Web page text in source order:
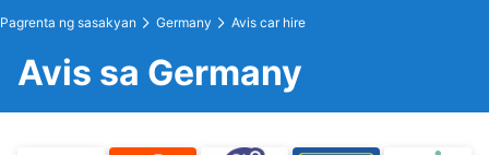
Pagrenta ng sasakyan Germany Avis car hire
Avis sa Germany